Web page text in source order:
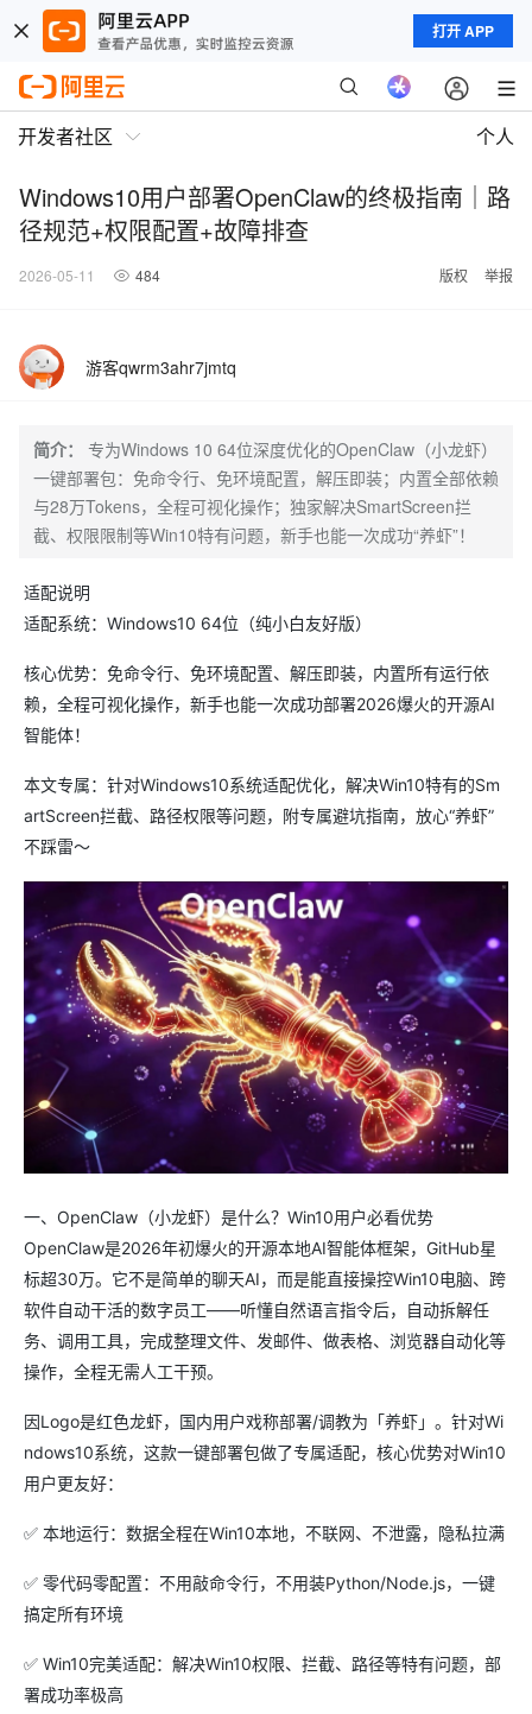
打开 APP
开发者社区 个人
Windows10用户部署OpenClaw的终极指南｜路
径规范+权限配置+故障排查
2026-05-11 484 版权 举报
游客qwrm3ahr7jmtq
简介：
专为Windows 10 64位深度优化的OpenClaw（小龙虾）
一键部署包：免命令行、免环境配置，解压即装；内置全部依赖
与28万Tokens，全程可视化操作；独家解决SmartScreen拦
截、权限限制等Win10特有问题，新手也能一次成功“养虾”！
适配说明
适配系统：Windows10 64位（纯小白友好版）
核心优势：免命令行、免环境配置、解压即装，内置所有运行依
赖，全程可视化操作，新手也能一次成功部署2026爆火的开源AI
智能体！
本文专属：针对Windows10系统适配优化，解决Win10特有的Sm
artScreen拦截、路径权限等问题，附专属避坑指南，放心“养虾”
不踩雷～
一、OpenClaw（小龙虾）是什么？Win10用户必看优势
OpenClaw是2026年初爆火的开源本地AI智能体框架，GitHub星
标超30万。它不是简单的聊天AI，而是能直接操控Win10电脑、跨
软件自动干活的数字员工——听懂自然语言指令后，自动拆解任
务、调用工具，完成整理文件、发邮件、做表格、浏览器自动化等
操作，全程无需人工干预。
因Logo是红色龙虾，国内用户戏称部署/调教为「养虾」。针对Wi
ndows10系统，这款一键部署包做了专属适配，核心优势对Win10
用户更友好：
✅ 本地运行：数据全程在Win10本地，不联网、不泄露，隐私拉满
✅ 零代码零配置：不用敲命令行，不用装Python/Node.js，一键
搞定所有环境
✅ Win10完美适配：解决Win10权限、拦截、路径等特有问题，部
署成功率极高